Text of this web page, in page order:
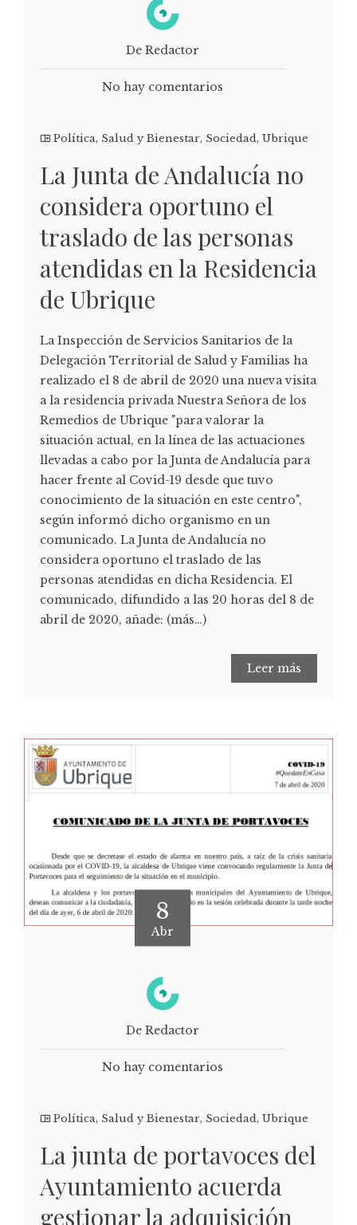
De Redactor
No hay comentarios
Política, Salud y Bienestar, Sociedad, Ubrique
La Junta de Andalucía no
considera oportuno el
traslado de las personas
atendidas en la Residencia
de Ubrique
La Inspección de Servicios Sanitarios de la
Delegación Territorial de Salud y Familias ha
realizado el 8 de abril de 2020 una nueva visita
a la residencia privada Nuestra Señora de los
Remedios de Ubrique "para valorar la
situación actual, en la línea de las actuaciones
llevadas a cabo por la Junta de Andalucía para
hacer frente al Covid-19 desde que tuvo
conocimiento de la situación en este centro",
según informó dicho organismo en un
comunicado. La Junta de Andalucía no
considera oportuno el traslado de las
personas atendidas en dicha Residencia. El
comunicado, difundido a las 20 horas del 8 de
abril de 2020, añade: (más…)
Leer más
8
Abr
De Redactor
No hay comentarios
Política, Salud y Bienestar, Sociedad, Ubrique
La junta de portavoces del
Ayuntamiento acuerda
gestionar la adquisición